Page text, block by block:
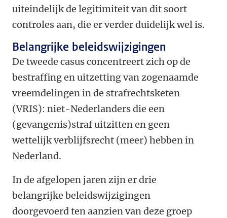
uiteindelijk de legitimiteit van dit soort
controles aan, die er verder duidelijk wel is.
Belangrijke beleidswijzigingen
De tweede casus concentreert zich op de
bestraffing en uitzetting van zogenaamde
vreemdelingen in de strafrechtsketen
(VRIS): niet-Nederlanders die een
(gevangenis)straf uitzitten en geen
wettelijk verblijfsrecht (meer) hebben in
Nederland.
In de afgelopen jaren zijn er drie
belangrijke beleidswijzigingen
doorgevoerd ten aanzien van deze groep